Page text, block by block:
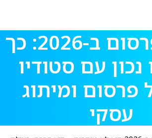
משרד פרסום ב-2026: כך
עם סטודיו
פרסום ומיתוג
עסקי